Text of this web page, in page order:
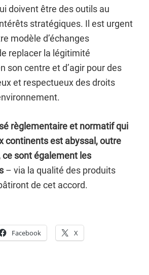
doivent être des outils au
stratégiques. Il est urgent
modèle d’échanges
replacer la légitimité
son centre et d’agir pour des
et respectueux des droits
règlementaire et normatif qui
continents est abyssal, outre
ce sont également les
– via la qualité des produits
de cet accord.
Facebook X